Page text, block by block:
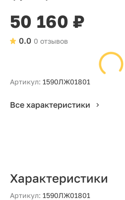
50 160 ₽
0 отзывов
0.0
Артикул: 1590ЛЖ01801
Все характеристики
Характеристики
Артикул: 1590ЛЖ01801